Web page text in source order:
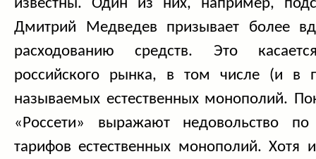
известны. Один из них, например,
Дмитрий Медведев призывает более
расходованию средств. Это
российского рынка, в том числе (и в
называемых естественных монополий.
«Россети» выражают недовольство
тарифов естественных монополий. Хотя